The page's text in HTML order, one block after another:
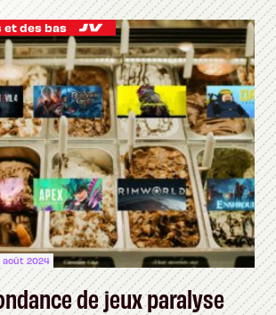
et des bas
août 2024
de jeux paralyse